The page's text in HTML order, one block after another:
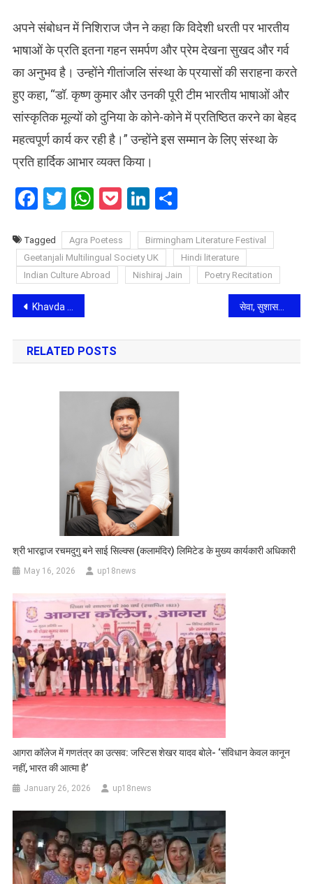
अपने संबोधन में निशिराज जैन ने कहा कि विदेशी धरती पर भारतीय
भाषाओं के प्रति इतना गहन समर्पण और प्रेम देखना सुखद और गर्व
का अनुभव है। उन्होंने गीतांजलि संस्था के प्रयासों की सराहना करते
हुए कहा, “डॉ. कृष्ण कुमार और उनकी पूरी टीम भारतीय भाषाओं और
सांस्कृतिक मूल्यों को दुनिया के कोने-कोने में प्रतिष्ठित करने का बेहद
महत्वपूर्ण कार्य कर रही है।” उन्होंने इस सम्मान के लिए संस्था के
प्रति हार्दिक आभार व्यक्त किया।
Facebook
Twitter
WhatsApp
PocketLinkedIn
Share
Tagged Agra Poetess
Birmingham Literature Festival
Geetanjali Multilingual Society UK
Hindi literature
Indian Culture Abroad
Nishiraj Jain Poetry Recitation
Post
navigation
Khavda to Maharashtra: A Critical Power Transmission Link Strengthening India’s Energy Security सेवा, सुशासन और सामाजिक न्याय के 12 वर्ष: ‘विकसित भारत सम्मेलन’ में केंद्रीय मंत्री डॉ. वीरेंद्र कुमार ने गिनाईं मोदी सरकार की ऐतिहासिक उपलब्धियां
RELATED POSTS
श्री भारद्वाज रचमदुगु बने साई सिल्क्स (कलामंदिर) लिमिटेड के मुख्य कार्यकारी अधिकारी
May 16, 2026 up18news
आगरा कॉलेज में गणतंत्र का उत्सव: जस्टिस शेखर यादव बोले- ‘संविधान केवल कानून
नहीं, भारत की आत्मा है’
January 26, 2026 up18news